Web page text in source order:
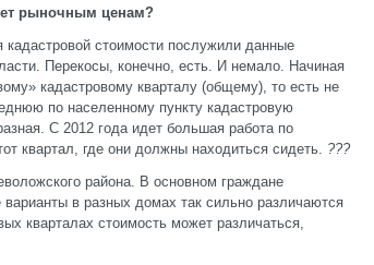
рыночным ценам?
стоимости послужили данные
Перекосы, конечно, есть. И немало. Начиная
кадастровому кварталу (общему), то есть не
по населенному пункту кадастровую
С 2012 года идет большая работа по
квартал, где они должны находиться сидеть. ???
района. В основном граждане
в разных домах так сильно различаются
кварталах стоимость может различаться,